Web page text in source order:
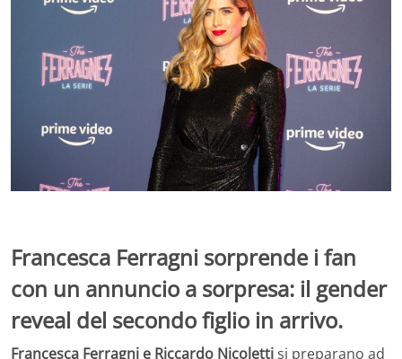
Francesca Ferragni sorprende i fan
con un annuncio a sorpresa: il gender
reveal del secondo figlio in arrivo.
Francesca Ferragni e Riccardo Nicolettisi preparano ad